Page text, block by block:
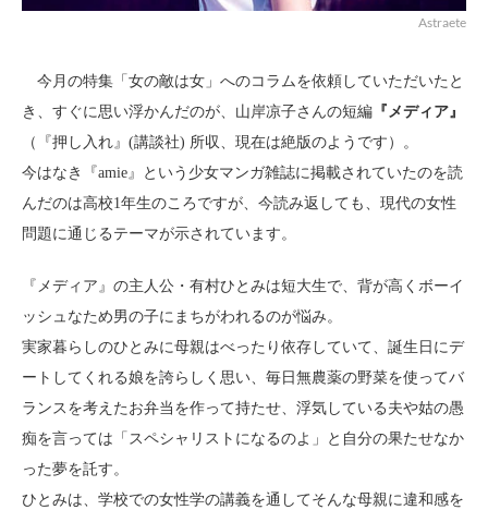
Astraete
今月の特集「女の敵は女」へのコラムを依頼していただいたと
き、すぐに思い浮かんだのが、山岸凉子さんの短編 『メディア』
（『押し入れ』(講談社) 所収、現在は絶版のようです）。
今はなき『amie』という少女マンガ雑誌に掲載されていたのを読
んだのは高校1年生のころですが、今読み返しても、現代の女性
問題に通じるテーマが示されています。
『メディア』の主人公・有村ひとみは短大生で、背が高くボーイ
ッシュなため男の子にまちがわれるのが悩み。
実家暮らしのひとみに母親はべったり依存していて、誕生日にデ
ートしてくれる娘を誇らしく思い、毎日無農薬の野菜を使ってバ
ランスを考えたお弁当を作って持たせ、浮気している夫や姑の愚
痴を言っては「スペシャリストになるのよ」と自分の果たせなか
った夢を託す。
ひとみは、学校での女性学の講義を通してそんな母親に違和感を